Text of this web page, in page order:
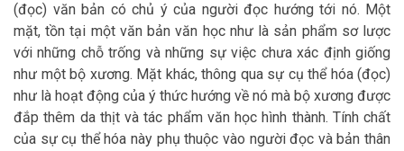
(đọc) văn bản có chủ ý của người đọc hướng tới nó. Một
mặt, tồn tại một văn bản văn học như là sản phẩm sơ lược
với những chỗ trống và những sự việc chưa xác định giống
như một bộ xương. Mặt khác, thông qua sự cụ thể hóa (đọc)
như là hoạt động của ý thức hướng về nó mà bộ xương được
đắp thêm da thịt và tác phẩm văn học hình thành. Tính chất
của sự cụ thể hóa này phụ thuộc vào người đọc và bản thân